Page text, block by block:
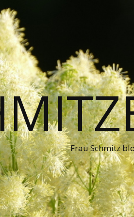
Frau Schmitz